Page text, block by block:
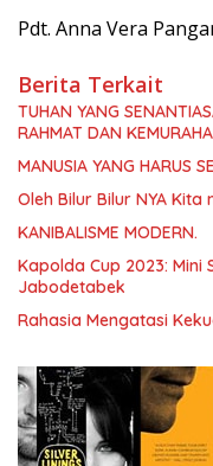
Pdt. Anna Vera
Berita Terkait
TUHAN YANG
RAHMAT DAN
MANUSIA YANG HARUS
Oleh Bilur Bilur NYA Kita
KANIBALISME MODERN.
Kapolda Cup 2023: Mini
Jabodetabek
Rahasia Mengatasi